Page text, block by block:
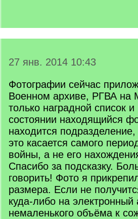
27 янв. 2014 10:43
Фотографии сейчас
Военном архиве, РГВА на
только наградной список
состоянии находящийся
находится
это касается самого
войны, а не его
Спасибо за подсказку.
говорить! Фото я
размера. Если не
куда-либо на
немаленького объёма к